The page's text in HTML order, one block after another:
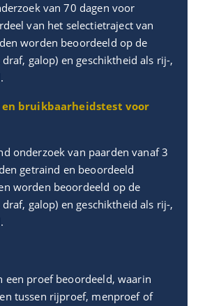
van 70 dagen voor
van het selectietraject van
worden beoordeeld op de
draf, galop) en geschiktheid als rij-,
en bruikbaarheidstest voor
onderzoek van paarden vanaf 3
getraind en beoordeeld
worden beoordeeld op de
draf, galop) en geschiktheid als rij-,
een proef beoordeeld, waarin
tussen rijproef, menproef of